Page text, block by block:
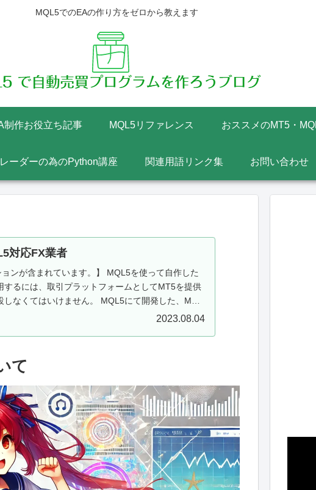
MQL5でのEAの作り方をゼロから教えます
制作お役立ち記事 MQL5リファレンス おススメのMT5・
ーダーの為のPython講座 関連用語リンク集 お問い合わせ
対応FX業者
ンが含まれています。】 MQL5を使って自作した
するには、取引プラットフォームとしてMT5を提供
しなくてはいけません。 MQL5にて開発した、MT5
2023.08.04
て